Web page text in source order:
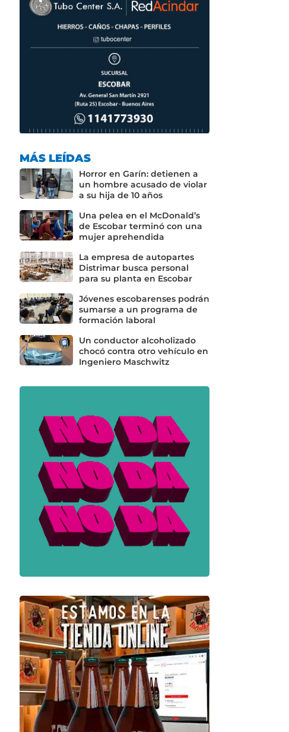
MÁS LEÍDAS
Horror en Garín: detienen a
un hombre acusado de violar
a su hija de 10 años
Una pelea en el McDonald’s
de Escobar terminó con una
mujer aprehendida
La empresa de autopartes
Distrimar busca personal
para su planta en Escobar
Jóvenes escobarenses podrán
sumarse a un programa de
formación laboral
Un conductor alcoholizado
chocó contra otro vehículo en
Ingeniero Maschwitz